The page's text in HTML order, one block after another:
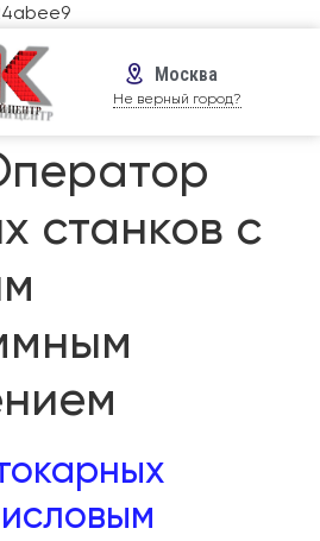
Москва
Не верный город?
станков с